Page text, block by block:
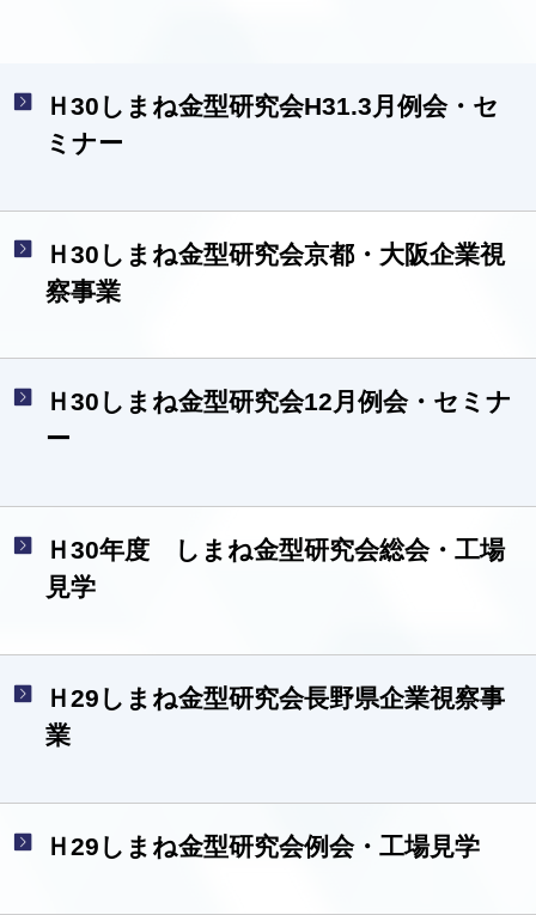
Ｈ30しまね金型研究会H31.3月例会・セ
ミナー
Ｈ30しまね金型研究会京都・大阪企業視
察事業
Ｈ30しまね金型研究会12月例会・セミナ
ー
Ｈ30年度 しまね金型研究会総会・工場
見学
Ｈ29しまね金型研究会長野県企業視察事
業
Ｈ29しまね金型研究会例会・工場見学